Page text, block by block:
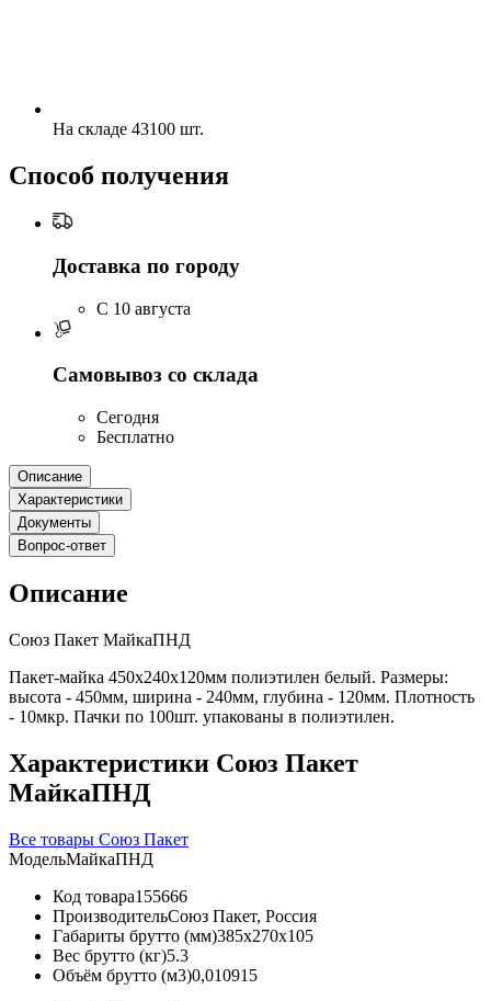
На складе 43100 шт.
Способ получения
Доставка по городу
C 10 августа
Самовывоз со склада
Сегодня
Бесплатно
Описание
Характеристики
Документы
Вопрос-ответ
Описание
Союз Пакет МайкаПНД
Пакет-майка 450х240х120мм полиэтилен белый. Размеры:
высота - 450мм, ширина - 240мм, глубина - 120мм. Плотность
- 10мкр. Пачки по 100шт. упакованы в полиэтилен.
Характеристики Союз Пакет
МайкаПНД
Все товары Союз Пакет
МодельМайкаПНД
Код товара155666
ПроизводительСоюз Пакет, Россия
Габариты брутто (мм)385x270x105
Вес брутто (кг)5.3
Объём брутто (м3)0,010915